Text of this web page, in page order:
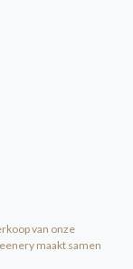
van onze
maakt samen